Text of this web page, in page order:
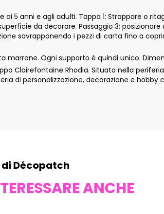
ai 5 anni e agli adulti. Tappa 1: Strappare o
da decorare. Passaggio 3:
sovrapponendo i pezzi di carta fino a
Ogni supporto è quindi unico.
Clairefontaine Rhodia. Situato nella
di personalizzazione, decorazione e hobby
Décopatch
ANCHE